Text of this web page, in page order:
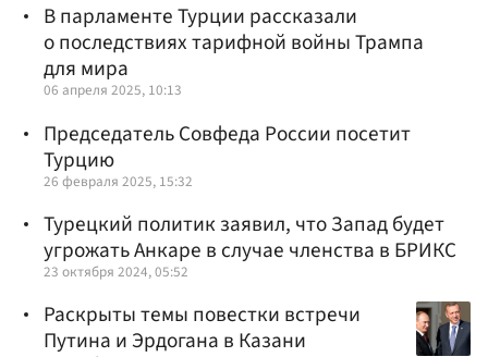
В парламенте Турции рассказали
о последствиях тарифной войны Трампа
для мира
06 апреля 2025, 10:13
Председатель Совфеда России посетит
Турцию
26 февраля 2025, 15:32
Турецкий политик заявил, что Запад будет
угрожать Анкаре в случае членства в БРИКС
23 октября 2024, 05:52
Раскрыты темы повестки встречи
Путина и Эрдогана в Казани